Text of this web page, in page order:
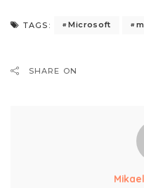
TAGS: Microsoft
SHARE ON